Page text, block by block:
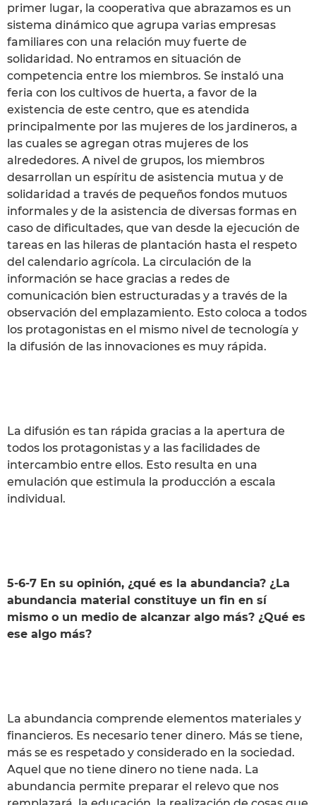
primer lugar, la cooperativa que abrazamos es un
sistema dinámico que agrupa varias empresas
familiares con una relación muy fuerte de
solidaridad. No entramos en situación de
competencia entre los miembros. Se instaló una
feria con los cultivos de huerta, a favor de la
existencia de este centro, que es atendida
principalmente por las mujeres de los jardineros, a
las cuales se agregan otras mujeres de los
alrededores. A nivel de grupos, los miembros
desarrollan un espíritu de asistencia mutua y de
solidaridad a través de pequeños fondos mutuos
informales y de la asistencia de diversas formas en
caso de dificultades, que van desde la ejecución de
tareas en las hileras de plantación hasta el respeto
del calendario agrícola. La circulación de la
información se hace gracias a redes de
comunicación bien estructuradas y a través de la
observación del emplazamiento. Esto coloca a todos
los protagonistas en el mismo nivel de tecnología y
la difusión de las innovaciones es muy rápida.
La difusión es tan rápida gracias a la apertura de
todos los protagonistas y a las facilidades de
intercambio entre ellos. Esto resulta en una
emulación que estimula la producción a escala
individual.
5-6-7 En su opinión, ¿qué es la abundancia? ¿La
abundancia material constituye un fin en sí
mismo o un medio de alcanzar algo más? ¿Qué es
ese algo más?
La abundancia comprende elementos materiales y
financieros. Es necesario tener dinero. Más se tiene,
más se es respetado y considerado en la sociedad.
Aquel que no tiene dinero no tiene nada. La
abundancia permite preparar el relevo que nos